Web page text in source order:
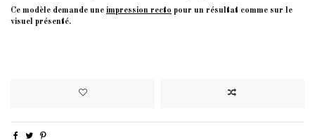
Ce modèle demande une impression recto pour un résultat comme sur le
visuel présenté.